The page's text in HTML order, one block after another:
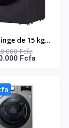
de 15 kg
linge de 8
à laver à
DD | AI DD |
|
| Noir
Fcfa
Fcfa